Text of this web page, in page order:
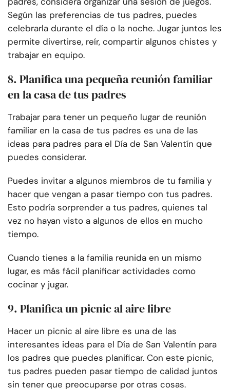
Según las preferencias de tus padres, puedes
celebrarla durante el día o la noche. Jugar juntos les
permite divertirse, reír, compartir algunos chistes y
trabajar en equipo.
8. Planifica una pequeña reunión familiar
en la casa de tus padres
Trabajar para tener un pequeño lugar de reunión
familiar en la casa de tus padres es una de las
ideas para padres para el Día de San Valentín que
puedes considerar.
Puedes invitar a algunos miembros de tu familia y
hacer que vengan a pasar tiempo con tus padres.
Esto podría sorprender a tus padres, quienes tal
vez no hayan visto a algunos de ellos en mucho
tiempo.
Cuando tienes a la familia reunida en un mismo
lugar, es más fácil planificar actividades como
cocinar y jugar.
9. Planifica un picnic al aire libre
Hacer un picnic al aire libre es una de las
interesantes ideas para el Día de San Valentín para
los padres que puedes planificar. Con este picnic,
tus padres pueden pasar tiempo de calidad juntos
sin tener que preocuparse por otras cosas.